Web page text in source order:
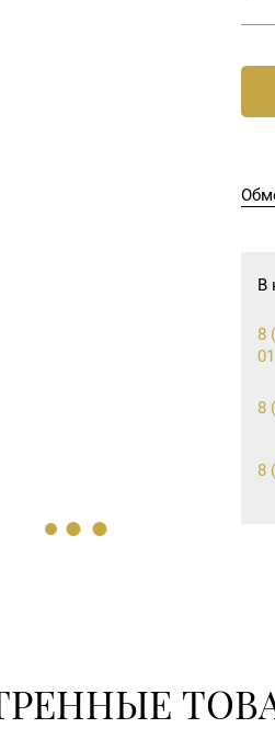
В
8
01
8
8